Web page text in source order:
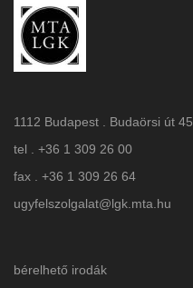
1112 Budapest . Budaörsi út 45.
tel . +36 1 309 26 00
fax . +36 1 309 26 64
ugyfelszolgalat@lgk.mta.hu
bérelhető irodák